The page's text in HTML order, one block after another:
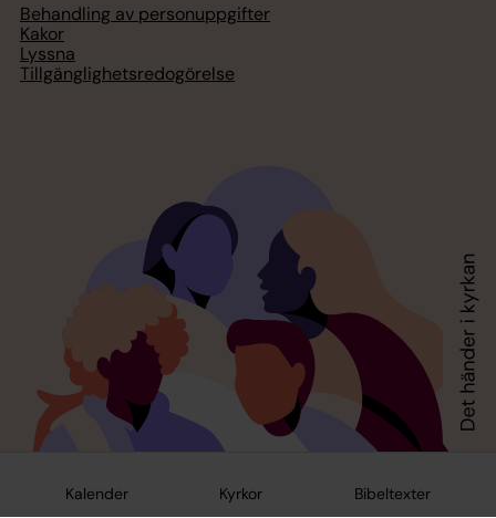
Kalender Kyrkor Bibeltexter
Behandling av personuppgifter
Kakor
Lyssna
Tillgänglighetsredogörelse